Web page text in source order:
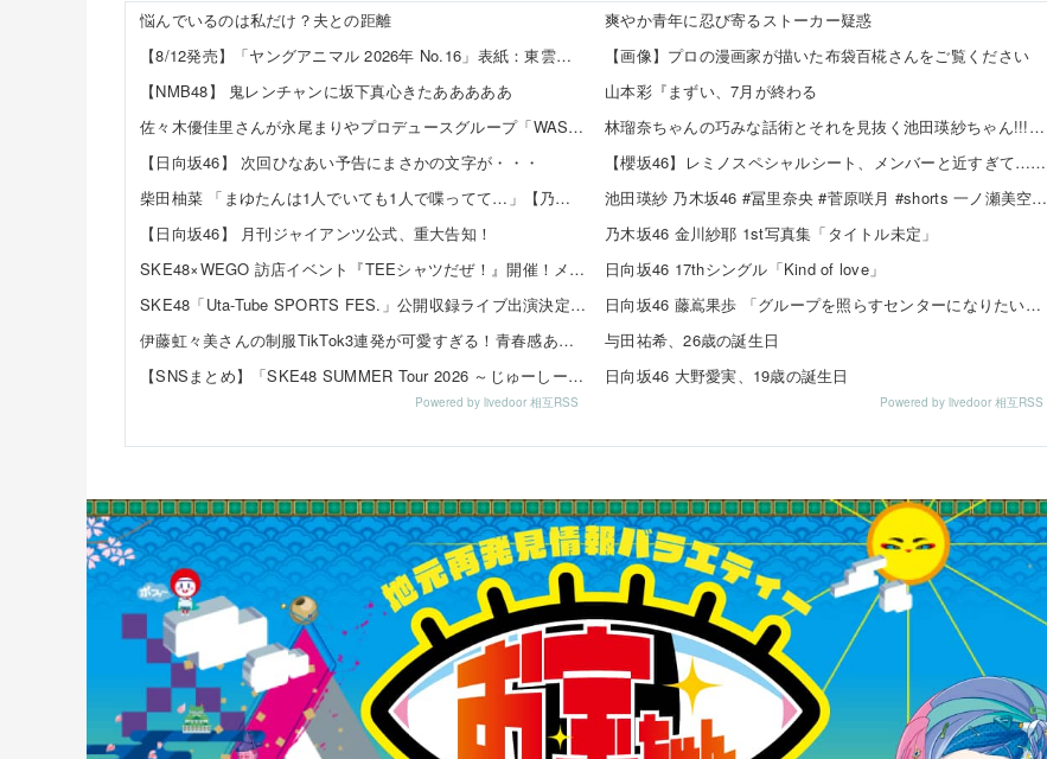
悩んでいるのは私だけ？夫との距離
【8/12発売】「ヤングアニマル 2026年 No.16」表紙：東雲うみ / 虹咲カリナ
【NMB48】 鬼レンチャンに坂下真心きたあああああ
佐々木優佳里さんが永尾まりやプロデュースグループ「WASURENA」に加入発表！現在のグループと兼任へ【元AKB48ゆか...
【日向坂46】 次回ひなあい予告にまさかの文字が・・・
柴田柚菜 「まゆたんは1人でいても1人で喋ってて…」【乃木坂46】
【日向坂46】 月刊ジャイアンツ公式、重大告知！
SKE48×WEGO 訪店イベント『TEEシャツだぜ！』開催！メンバーが大須店でコーディネート【SNSまとめ】
SKE48「Uta-Tube SPORTS FES.」公開収録ライブ出演決定！
伊藤虹々美さんの制服TikTok3連発が可愛すぎる！青春感あふれるダンス動画に注目✨
【SNSまとめ】「SKE48 SUMMER Tour 2026 ～じゅーしーすぷらっしゅ だぜ！～」東京公演 ベリー組 ...
Powered by livedoor 相互RSS
爽やか青年に忍び寄るストーカー疑惑
【画像】プロの漫画家が描いた布袋百椛さんをご覧ください
山本彩『まずい、7月が終わる
林瑠奈ちゃんの巧みな話術とそれを見抜く池田瑛紗ちゃん!!!【乃木坂46】
【櫻坂46】レミノスペシャルシート、メンバーと近すぎて…【全国ツアー2026】
池田瑛紗 乃木坂46 #冨里奈央 #菅原咲月 #shorts 一ノ瀬美空 五百城茉央 瀬戸口心月 奥の反応まとめ
乃木坂46 金川紗耶 1st写真集「タイトル未定」
日向坂46 17thシングル「Kind of love」
日向坂46 藤嶌果歩 「グループを照らすセンターになりたい」何倍もキラキラしたかほりんが降臨【坂道の火曜日】
与田祐希、26歳の誕生日
日向坂46 大野愛実、19歳の誕生日
Powered by livedoor 相互RSS